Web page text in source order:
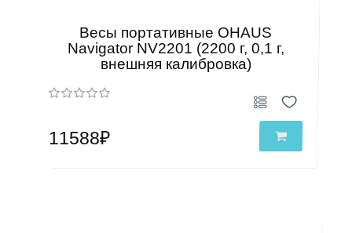
Весы портативные OHAUS
Navigator NV2201 (2200 г, 0,1 г,
внешняя калибровка)
11588₽